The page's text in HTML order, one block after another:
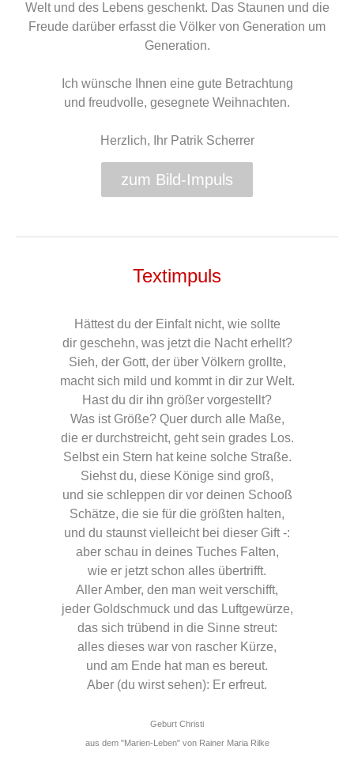
Welt und des Lebens geschenkt. Das Staunen und die
Freude darüber erfasst die Völker von Generation um
Generation.
Ich wünsche Ihnen eine gute Betrachtung
und freudvolle, gesegnete Weihnachten.
Herzlich, Ihr Patrik Scherrer
zum Bild-Impuls
Textimpuls
Hättest du der Einfalt nicht, wie sollte
dir geschehn, was jetzt die Nacht erhellt?
Sieh, der Gott, der über Völkern grollte,
macht sich mild und kommt in dir zur Welt.
Hast du dir ihn größer vorgestellt?
Was ist Größe? Quer durch alle Maße,
die er durchstreicht, geht sein grades Los.
Selbst ein Stern hat keine solche Straße.
Siehst du, diese Könige sind groß,
und sie schleppen dir vor deinen Schooß
Schätze, die sie für die größten halten,
und du staunst vielleicht bei dieser Gift -:
aber schau in deines Tuches Falten,
wie er jetzt schon alles übertrifft.
Aller Amber, den man weit verschifft,
jeder Goldschmuck und das Luftgewürze,
das sich trübend in die Sinne streut:
alles dieses war von rascher Kürze,
und am Ende hat man es bereut.
Aber (du wirst sehen): Er erfreut.
Geburt Christi
aus dem "Marien-Leben" von Rainer Maria Rilke